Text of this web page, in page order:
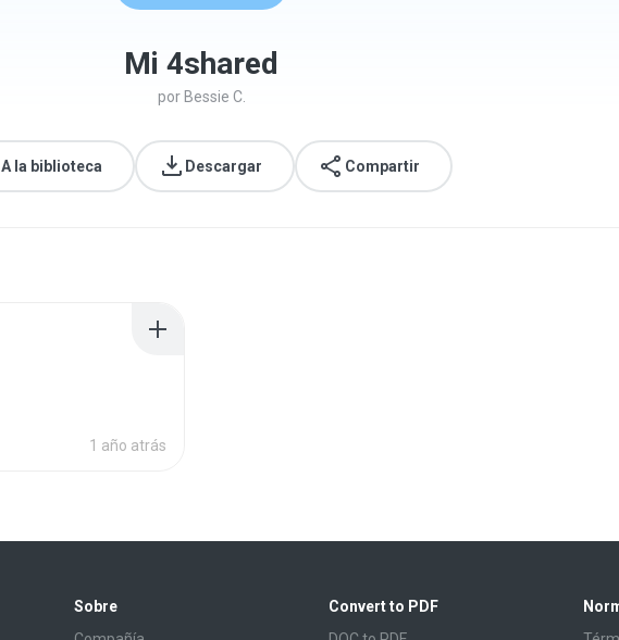
Mi 4shared
por Bessie C.
A la biblioteca Descargar Compartir
1 año atrás
Sobre
Convert to PDF